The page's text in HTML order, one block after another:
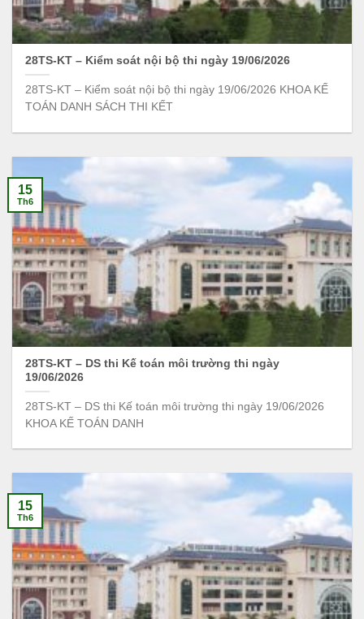
28TS-KT – Kiểm soát nội bộ thi ngày 19/06/2026
28TS-KT – Kiểm soát nội bộ thi ngày 19/06/2026 KHOA KẾ
TOÁN DANH SÁCH THI KẾT
28TS-KT – DS thi Kế toán môi trường thi ngày
19/06/2026
28TS-KT – DS thi Kế toán môi trường thi ngày 19/06/2026
KHOA KẾ TOÁN DANH
15
Th6
15
Th6